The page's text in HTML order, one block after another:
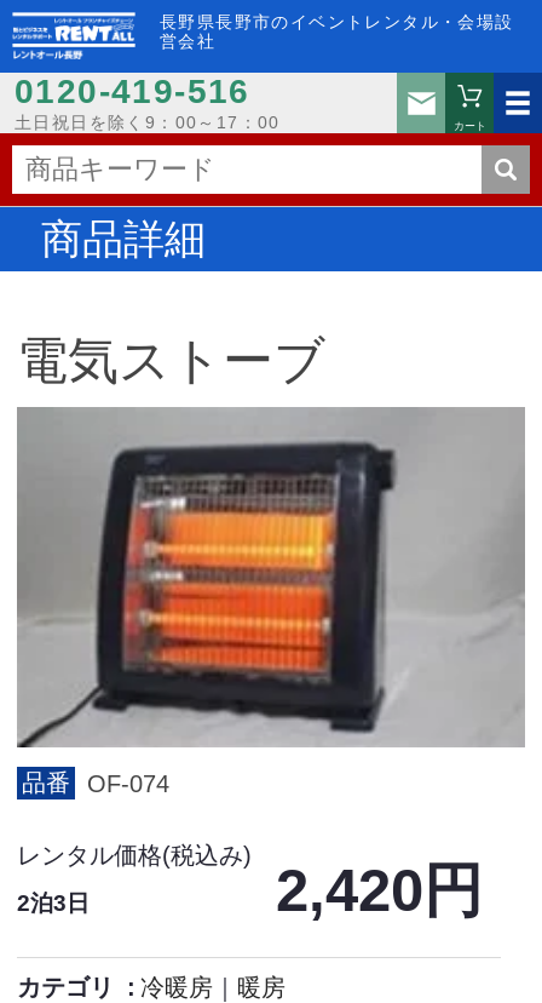
長野県長野市のイベントレンタル・会場設
営会社
0120-419-516
土日祝日を除く9：00～17：00
お問い
カート
商品詳細
電気ストーブ
品番 OF-074
レンタル価格(税込み)
2泊3日 2,420円
カテゴリ 冷暖房 暖房